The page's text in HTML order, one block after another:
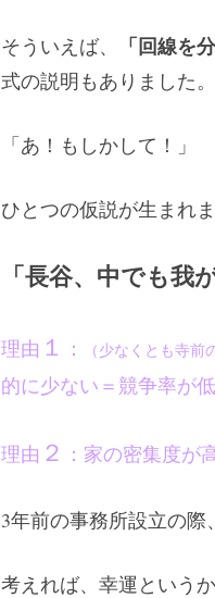
そういえば、 「回線を
式の説明もありました。
「あ！もしかして！」
ひとつの仮説が生まれま
「長谷、中でも我
理由 １ ： （少なくとも寺前
的に少ない＝競争率が低
理由 ２ ：家の密集度が
3年前の事務所設立の際
考えれば、幸運という